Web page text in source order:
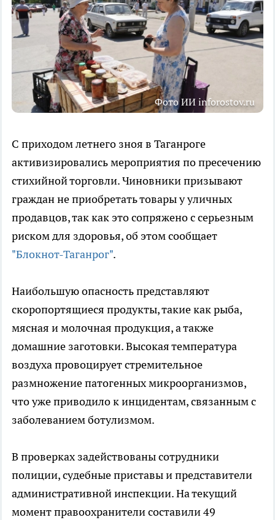
Фото ИИ inforostov.ru
С приходом летнего зноя в Таганроге
активизировались мероприятия по пресечению
стихийной торговли. Чиновники призывают
граждан не приобретать товары у уличных
продавцов, так как это сопряжено с серьезным
риском для здоровья, об этом сообщает
"Блoкнoт-Таганрог".
Наибольшую опасность представляют
скоропортящиеся продукты, такие как рыба,
мясная и молочная продукция, а также
домашние заготовки. Высокая температура
воздуха провоцирует стремительное
размножение патогенных микроорганизмов,
что уже приводило к инцидентам, связанным с
заболеванием ботулизмом.
В проверках задействованы сотрудники
полиции, судебные приставы и представители
административной инспекции. На текущий
момент правоохранители составили 49